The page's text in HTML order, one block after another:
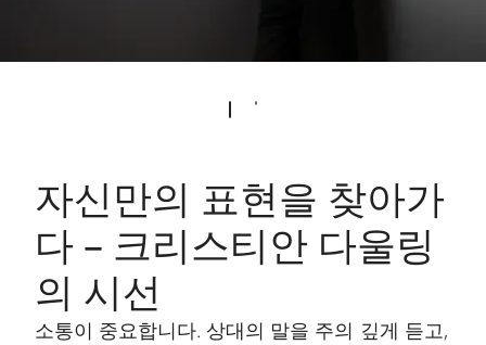
자신만의 표현을 찾아가
다 – 크리스티안 다울링
의 시선
소통이 중요합니다. 상대의 말을 주의 깊게 듣고,